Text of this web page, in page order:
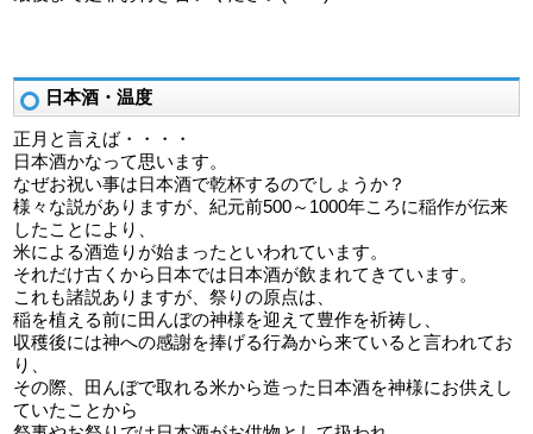
日本酒・温度
正月と言えば・・・・
日本酒かなって思います。
なぜお祝い事は日本酒で乾杯するのでしょうか？
様々な説がありますが、紀元前500～1000年ころに稲作が伝来
したことにより、
米による酒造りが始まったといわれています。
それだけ古くから日本では日本酒が飲まれてきています。
これも諸説ありますが、祭りの原点は、
稲を植える前に田んぼの神様を迎えて豊作を祈祷し、
収穫後には神への感謝を捧げる行為から来ていると言われてお
り、
その際、田んぼで取れる米から造った日本酒を神様にお供えし
ていたことから